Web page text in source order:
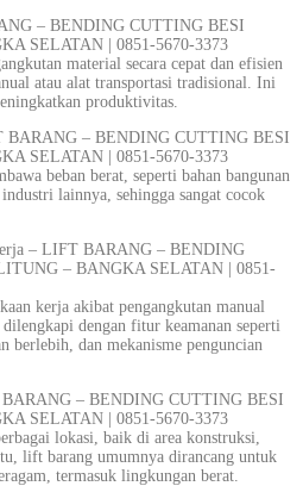
– BENDING CUTTING BESI
SELATAN | 0851-5670-3373
material secara cepat dan efisien
atau alat transportasi tradisional. Ini
produktivitas.
BARANG – BENDING CUTTING BESI
SELATAN | 0851-5670-3373
beban berat, seperti bahan bangunan
lainnya, sehingga sangat cocok
– LIFT BARANG – BENDING
– BANGKA SELATAN | 0851-
kerja akibat pengangkutan manual
dengan fitur keamanan seperti
berlebih, dan mekanisme penguncian
– BENDING CUTTING BESI
SELATAN | 0851-5670-3373
lokasi, baik di area konstruksi,
lift barang umumnya dirancang untuk
termasuk lingkungan berat.